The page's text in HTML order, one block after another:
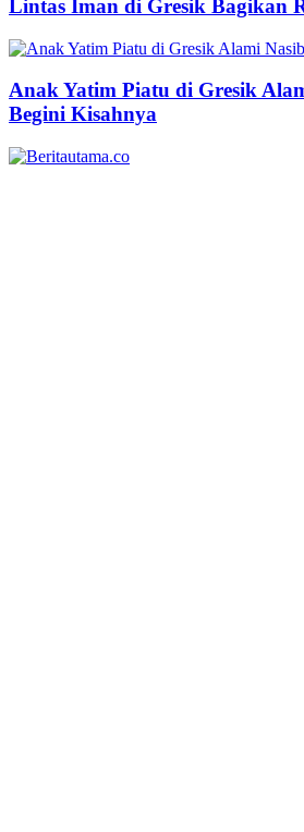
Lintas Iman di Gresik Bagikan
Anak Yatim Piatu di Gresik
Begini Kisahnya